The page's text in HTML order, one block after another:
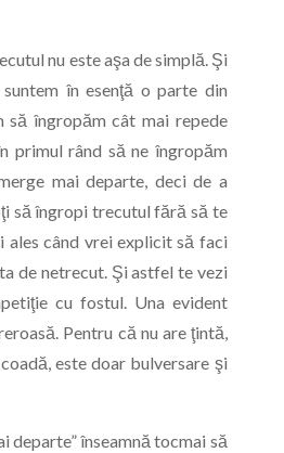
nu este aşa de simplă. Şi
în esenţă o parte din
să îngropăm cât mai repede
primul rând să ne îngropăm
mai departe, deci de a
să îngropi trecutul fără să te
când vrei explicit să faci
de netrecut. Şi astfel te vezi
cu fostul. Una evident
Pentru că nu are ţintă,
este doar bulversare şi
departe” înseamnă tocmai să